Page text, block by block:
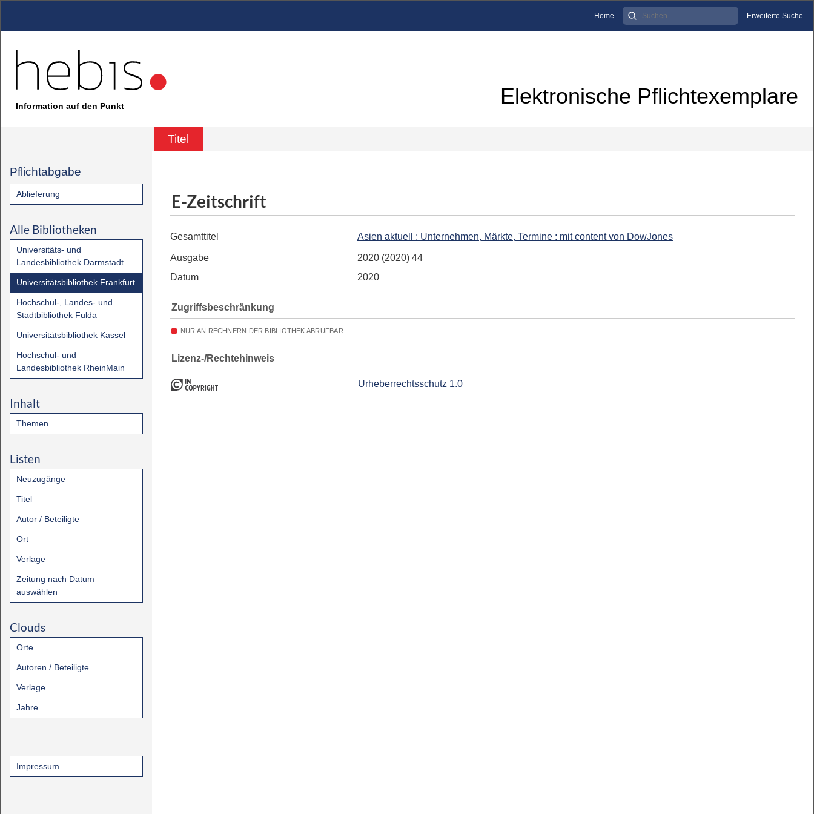
Home Erweiterte Suche
Information auf den Punkt Elektronische Pflichtexemplare
Titel
Pflichtabgabe
Ablieferung
Alle Bibliotheken
Universitäts- und
Landesbibliothek Darmstadt
Universitätsbibliothek Frankfurt
Hochschul-, Landes- und
Stadtbibliothek Fulda
Universitätsbibliothek Kassel
Hochschul- und
Landesbibliothek RheinMain
Inhalt
Themen
Listen
Neuzugänge
Titel
Autor / Beteiligte
Ort
Verlage
Zeitung nach Datum
auswählen
Clouds
Orte
Autoren / Beteiligte
Verlage
Jahre
Impressum
E-Zeitschrift
Gesamttitel Asien aktuell : Unternehmen, Märkte, Termine : mit content von DowJones
Ausgabe
2020 (2020) 44
Datum
2020
Zugriffsbeschränkung
NUR AN RECHNERN DER BIBLIOTHEK ABRUFBAR
Lizenz-/Rechtehinweis
Urheberrechtsschutz 1.0